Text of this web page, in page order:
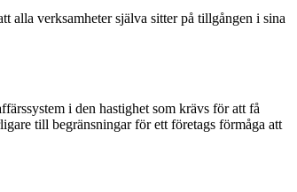
alla verksamheter själva sitter på tillgången i sina
i den hastighet som krävs för att få
till begränsningar för ett företags förmåga att